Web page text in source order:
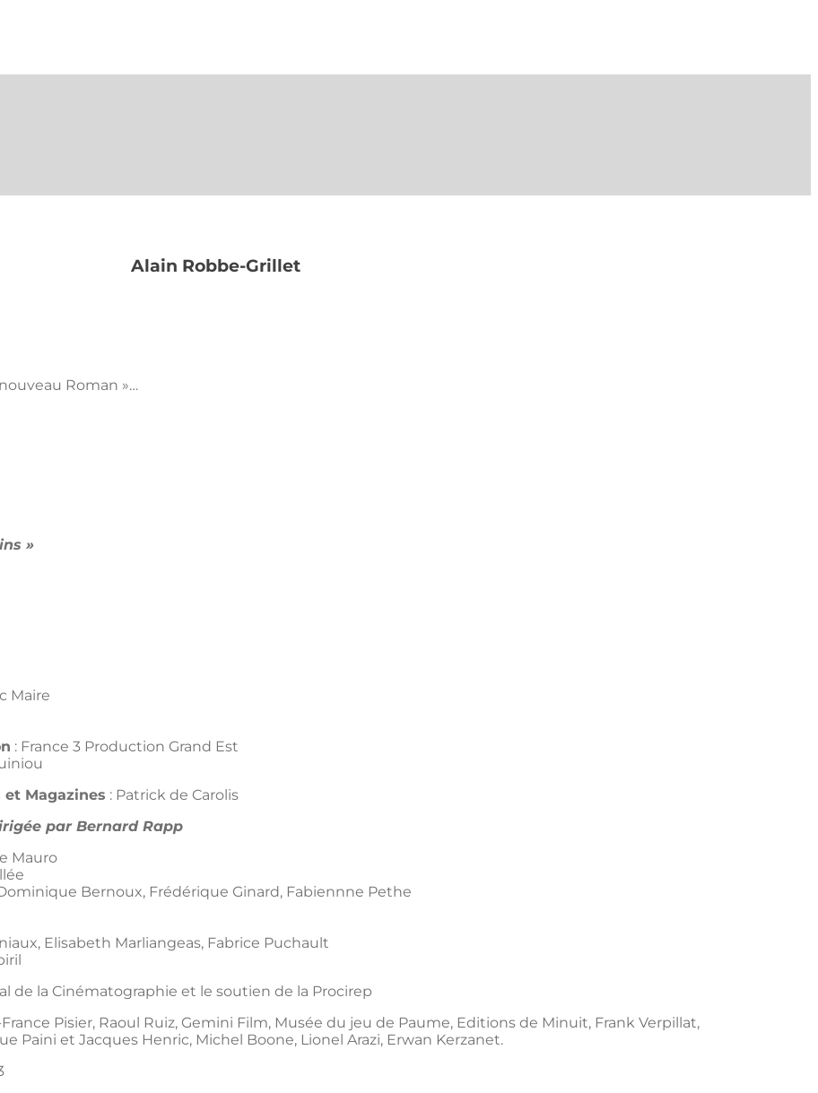
Alain Robbe-Grillet
Roman »…
»
Maire
: France 3 Production Grand Est
Magazines : Patrick de Carolis
par Bernard Rapp
Mauro
Bernoux, Frédérique Ginard, Fabiennne Pethe
Elisabeth Marliangeas, Fabrice Puchault
de la Cinématographie et le soutien de la Procirep
France Pisier, Raoul Ruiz, Gemini Film, Musée du jeu de Paume, Editions de Minuit, Frank Verpillat,
Paini et Jacques Henric, Michel Boone, Lionel Arazi, Erwan Kerzanet.